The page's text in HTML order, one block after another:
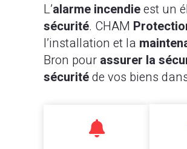
L’alarme incendieest un
sécurité. CHAM
l’installation et la
Bron pour assurer la
sécuritéde vos biens
